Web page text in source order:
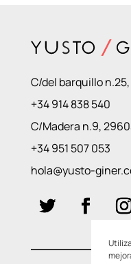
C/del barquillo
+34 914 838 540
C/Madera n.9,
+34 951 507 053
hola@yusto-